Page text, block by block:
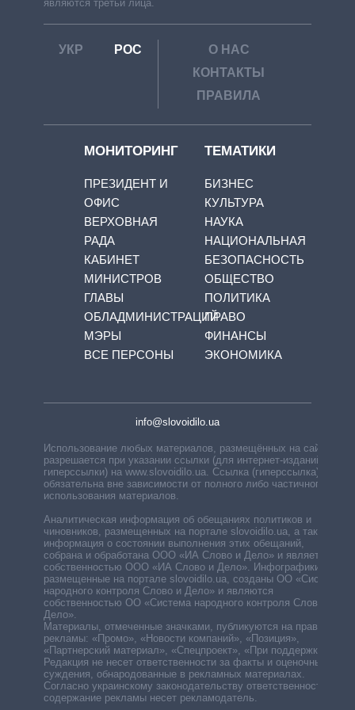
являются третьи лица.
УКР РОС
О НАС
КОНТАКТЫ
ПРАВИЛА
МОНИТОРИНГ
ПРЕЗИДЕНТ И
ОФИС
ВЕРХОВНАЯ
РАДА
КАБИНЕТ
МИНИСТРОВ
ГЛАВЫ
ОБЛАДМИНИСТРАЦИЙ
МЭРЫ
ВСЕ ПЕРСОНЫ
ТЕМАТИКИ
БИЗНЕС
КУЛЬТУРА
НАУКА
НАЦИОНАЛЬНАЯ
БЕЗОПАСНОСТЬ
ОБЩЕСТВО
ПОЛИТИКА
ПРАВО
ФИНАНСЫ
ЭКОНОМИКА
info@slovoidilo.ua
Использование любых материалов, размещённых на сайте,
разрешается при указании ссылки (для интернет-изданий —
гиперссылки) на www.slovoidilo.ua. Ссылка (гиперссылка)
обязательна вне зависимости от полного либо частичного
использования материалов.
Аналитическая информация об обещаниях политиков и
чиновников, размещенных на портале slovoidilo.ua, а также
информация о состоянии выполнения этих обещаний,
собрана и обработана ООО «ИА Слово и Дело» и является
собственностью ООО «ИА Слово и Дело». Инфографики,
размещенные на портале slovoidilo.ua, созданы ОО «Система
народного контроля Слово и Дело» и являются
собственностью ОО «Система народного контроля Слово и
Дело».
Материалы, отмеченные значками, публикуются на правах
рекламы: «Промо», «Новости компаний», «Позиция»,
«Партнерский материал», «Спецпроект», «При поддержке».
Редакция не несет ответственности за факты и оценочные
суждения, обнародованные в рекламных материалах.
Согласно украинскому законодательству ответственность за
содержание рекламы несет рекламодатель.